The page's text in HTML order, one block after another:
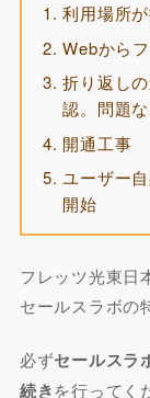
利用場所
Webから
折り返し
認。問題
開通工事
ユーザー
開始
フレッツ光東日
セールスラボの
必ずセールスラ
続きを行ってく